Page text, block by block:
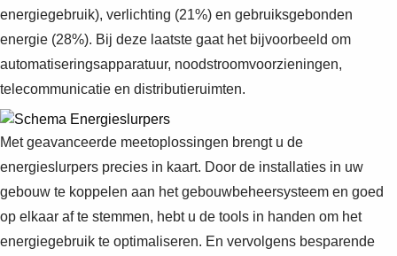
Suggestions
Products
See more products
Shopping list preview
0
energiegebruik), verlichting (21%) en gebruiksgebonden
energie (28%). Bij deze laatste gaat het bijvoorbeeld om
automatiseringsapparatuur, noodstroomvoorzieningen,
telecommunicatie en distributieruimten.
Met geavanceerde meetoplossingen brengt u de
energieslurpers precies in kaart. Door de installaties in uw
gebouw te koppelen aan het gebouwbeheersysteem en goed
op elkaar af te stemmen, hebt u de tools in handen om het
energiegebruik te optimaliseren. En vervolgens besparende